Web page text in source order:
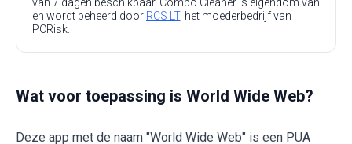
en wordt beheerd door RCS LT, het moederbedrijf van
PCRisk.
Wat voor toepassing is World Wide Web?
Deze app met de naam "World Wide Web" is een PUA